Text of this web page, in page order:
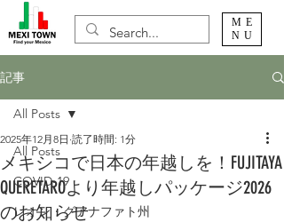
ME
NU
記事
All Posts
COVID-19
レオン・グアナファト州
All Posts
メキシコで日本の年越しを！FUJITAYA
QUERETAROより年越しパッケージ2026
のお知らせ
2025年12月8日 読了時間: 1分